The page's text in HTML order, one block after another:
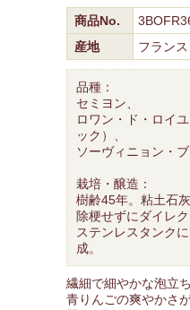
商品No.
産地
フラン
品種：
セミヨン、
ロワン・ド・ロイ
ック）、
ソーヴィニョン・
栽培・醸造：
樹齢45年。粘土石
除梗せずにダイレク
ステンレスタンク
成。
繊細で細やかな泡立ち
青りんごの爽やかさ